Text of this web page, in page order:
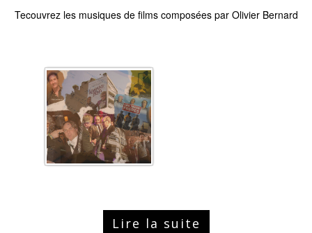
Tecouvrez les musiques de films composées par Olivier Bernard
Lire la suite